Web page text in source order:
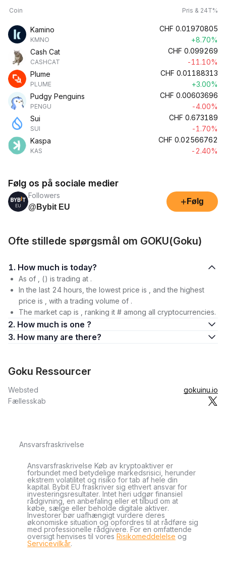
Coin Pris & 24T%
Kamino
KMNO
CHF 0.01970805
+8.70%
Cash Cat
CASHCAT
CHF 0.099269
-11.10%
Plume
PLUME
CHF 0.01188313
+3.00%
Pudgy Penguins
PENGU
CHF 0.00603696
-4.00%
Sui
SUI
CHF 0.673189
-1.70%
Kaspa
KAS
CHF 0.02566762
-2.40%
Følg os på sociale medier
Followers
@Bybit EU
+ Følg
Ofte stillede spørgsmål om GOKU(Goku)
1. How much is today?
As of , () is trading at .
In the last 24 hours, the lowest price is , and the highest
price is , with a trading volume of .
The market cap is , ranking it # among all cryptocurrencies.
2. How much is one ?
3. How many are there?
Goku Ressourcer
Websted
gokuinu.io
Fællesskab
Ansvarsfraskrivelse
Ansvarsfraskrivelse Køb av kryptoaktiver er
forbundet med betydelige markedsrisici, herunder
ekstrem volatilitet og risiko for tab af hele din
kapital. Bybit EU fraskriver sig ethvert ansvar for
investeringsresultater. Intet heri udgør finansiel
rådgivning, en anbefaling eller et tilbud om at
købe, sælge eller beholde digitale aktiver.
Investorer bør uafhængigt vurdere deres
økonomiske situation og opfordres til at rådføre sig
med professionelle rådgivere. For en omfattende
oversigt henvises til vores Risikomeddelelse og
Servicevilkår.